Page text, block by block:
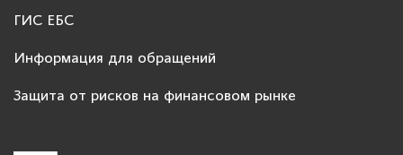
ГИС ЕБС
Информация для обращений
Защита от рисков на финансовом рынке